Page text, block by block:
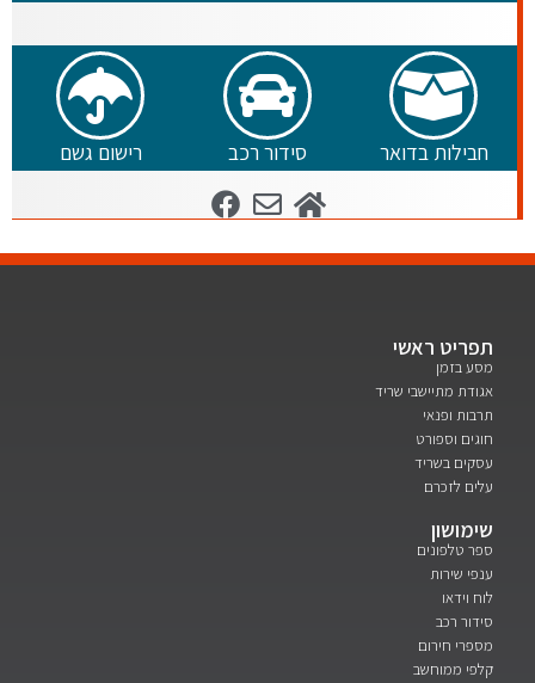
חבילות בדואר סידור רכב רישום גשם
תפריט ראשי
מסע בזמן
אגודת מתיישבי שריד
תרבות ופנאי
חוגים וספורט
עסקים בשריד
עלים לזכרם
שימושון
ספר טלפונים
ענפי שירות
לוח וידאו
סידור רכב
מספרי חירום
קלפי ממוחשב